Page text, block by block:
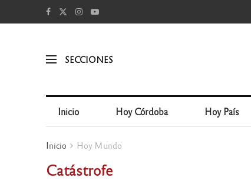
SECCIONES
Inicio Hoy Córdoba Hoy País
Inicio Hoy Mundo
Catástrofe